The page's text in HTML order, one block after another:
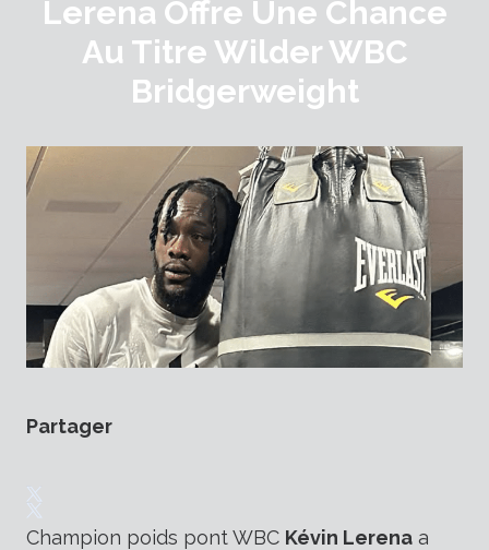
Lerena Offre Une Chance
Au Titre Wilder WBC
Bridgerweight
Partager
Champion poids pont WBC Kévin Lerena a